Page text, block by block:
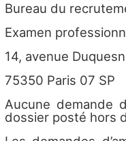
Bureau du
Examen
14, avenue
75350 Paris 07 SP
Aucune demande
dossier posté hors